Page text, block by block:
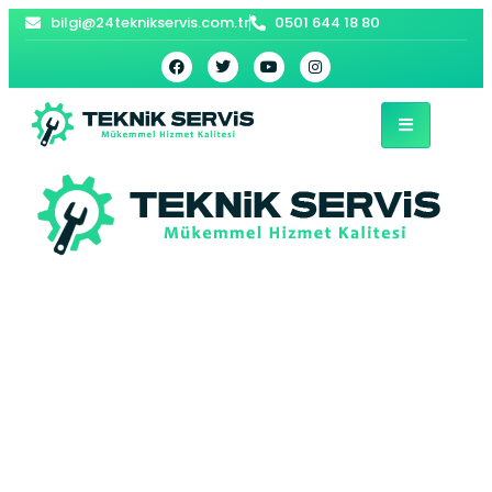
bilgi@24teknikservis.com.tr 0501 644 18 80